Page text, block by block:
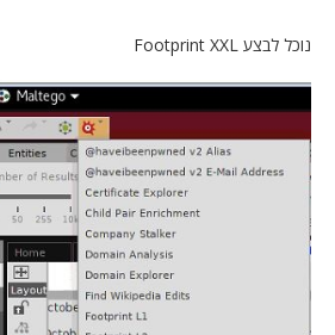
נוכל לבצע Footprint XXL